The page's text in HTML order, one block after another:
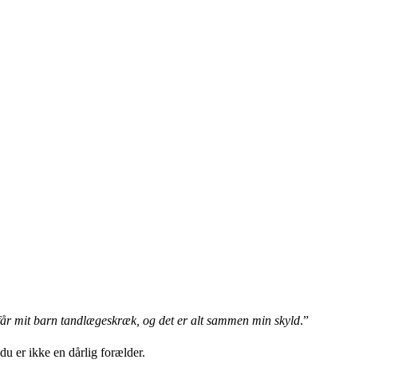
mit barn tandlægeskræk, og det er alt sammen min skyld.”
er ikke en dårlig forælder.